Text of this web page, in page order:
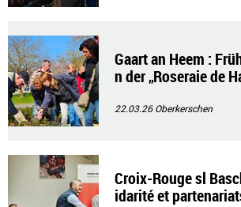
Gaart an Heem :
n der „Roseraie de
22.03.26Oberkerschen
Croix-Rouge sl
idarité et